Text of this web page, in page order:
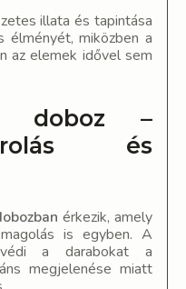
illata és tapintása
élményét, miközben a
az elemek idővel sem
doboz –
és
érkezik, amely
is egyben. A
a darabokat a
megjelenése miatt